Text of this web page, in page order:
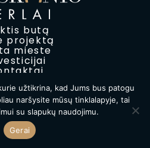
butą
projektą
mieste
© Visos teisės saugomos
politika
užtikrina, kad Jums bus patogu
naršysite mūsų tinklalapyje, tai
su slapukų naudojimu.
Gerai